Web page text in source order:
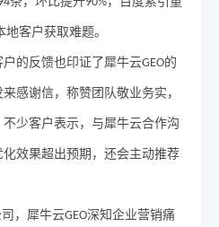
地客户获取难题。
的反馈也印证了犀牛云GEO的
感谢信，称赞团队敬业务实，
少客户表示，与犀牛云合作沟
效果超出预期，还会主动推荐
，犀牛云GEO深知企业营销痛